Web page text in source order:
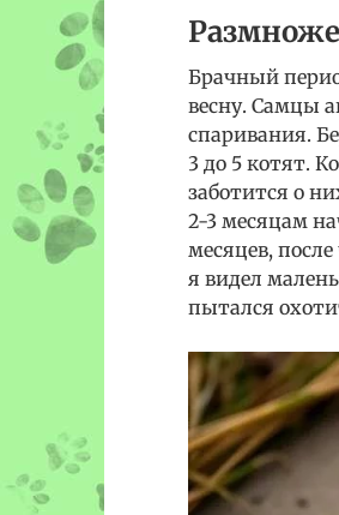
Брачный
весну. Самцы
спаривания.
3 до 5 котят.
заботится о
2-3 месяцам
месяцев,
я видел
пытался